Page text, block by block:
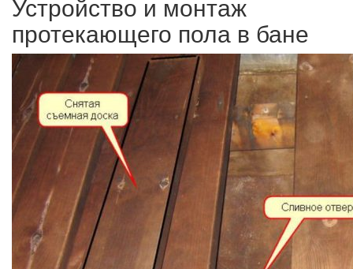
протекающего пола в бане